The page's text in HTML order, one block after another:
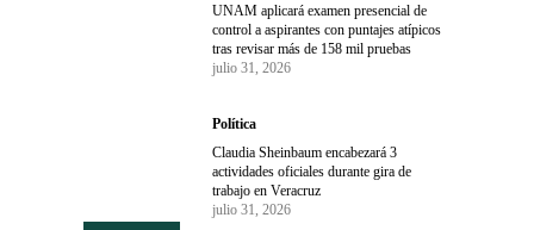
UNAM aplicará examen presencial de
control a aspirantes con puntajes atípicos
tras revisar más de 158 mil pruebas
julio 31, 2026
Política
Claudia Sheinbaum encabezará 3
actividades oficiales durante gira de
trabajo en Veracruz
julio 31, 2026